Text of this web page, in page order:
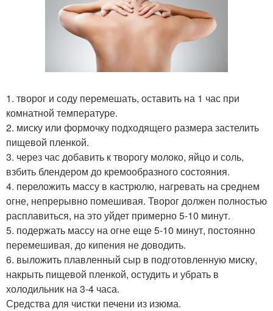
1. творог и соду перемешать, оставить на 1 час при
комнатной температуре.
2. миску или формочку подходящего размера застелить
пищевой пленкой.
3. через час добавить к творогу молоко, яйцо и соль,
взбить блендером до кремообразного состояния.
4. переложить массу в кастрюлю, нагревать на среднем
огне, непрерывно помешивая. Творог должен полностью
расплавиться, на это уйдет примерно 5-10 минут.
5. подержать массу на огне еще 5-10 минут, постоянно
перемешивая, до кипения не доводить.
6. выложить плавленный сыр в подготовленную миску,
накрыть пищевой пленкой, остудить и убрать в
холодильник на 3-4 часа.
Средства для чистки печени из изюма.